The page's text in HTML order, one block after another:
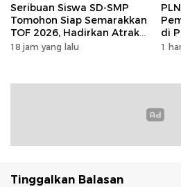
Seribuan Siswa SD-SMP
Tomohon Siap Semarakkan
TOF 2026, Hadirkan Atraksi
Kolosal dan Harmoni Seni
18 jam yang lalu
di
1
Tinggalkan Balasan